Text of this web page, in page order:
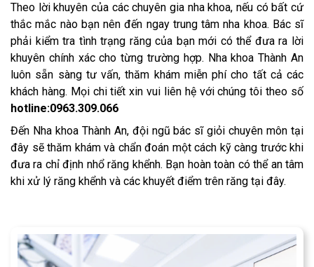
Theo lời khuyên của các chuyên gia nha khoa, nếu có bất cứ
thắc mắc nào bạn nên đến ngay trung tâm nha khoa. Bác sĩ
phải kiểm tra tình trạng răng của bạn mới có thể đưa ra lời
khuyên chính xác cho từng trường hợp. Nha khoa Thành An
luôn sẵn sàng tư vấn, thăm khám miễn phí cho tất cả các
khách hàng. Mọi chi tiết xin vui liên hệ với chúng tôi theo số
hotline:0963.309.066
Đến Nha khoa Thành An, đội ngũ bác sĩ giỏi chuyên môn tại
đây sẽ thăm khám và chẩn đoán một cách kỹ càng trước khi
đưa ra chỉ định nhổ răng khểnh. Bạn hoàn toàn có thể an tâm
khi xử lý răng khểnh và các khuyết điểm trên răng tại đây.